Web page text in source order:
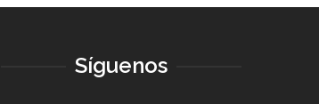
Síguenos